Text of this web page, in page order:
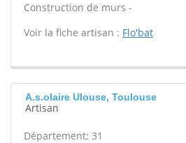
Construction de murs -
Voir la fiche artisan : Flo'bat
A.s.olaire Ulouse, Toulouse
Artisan
Département: 31